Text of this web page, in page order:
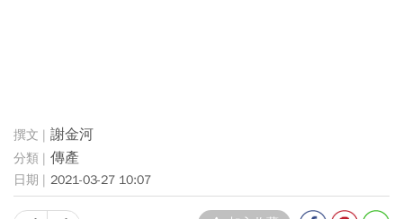
謝金河
傳產
2021-03-27 10:07